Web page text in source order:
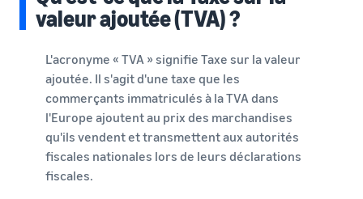
locale en
prospère.
Une histoire
vraie, une
croissance
réelle.
Pourriez-
vous être le
Réduisez
vos frais
d'expédition
pour vos
produits à
bas prix
votre
d'Amazon
pour accéder
à une suite
d'outils de
création de
marque et à
des
à vendre
catégorie de produits
Découvrez ce qui se vend
Comment vendre de la
nourriture pour
animaux en ligne
Développez votre
valeur ajoutée (TVA) ?
L'acronyme « TVA » signifie Taxe sur la valeur
ajoutée. Il s'agit d'une taxe que les
commerçants immatriculés à la TVA dans
l'Europe ajoutent au prix des marchandises
qu'ils vendent et transmettent aux autorités
fiscales nationales lors de leurs déclarations
fiscales.